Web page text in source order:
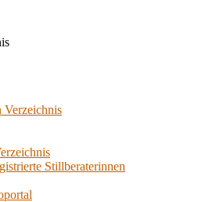
Verzeichnis
Stillberaterinnen